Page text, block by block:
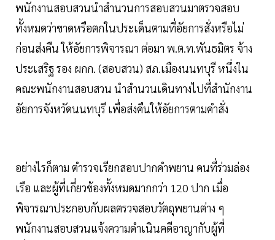
พนักงานสอบสวนนำสำนวนการสอบสวนมาตรวจสอบ
ทั้งหมดว่าขาดหรือตกในประเด็นตามที่อัยการสั่งหรือไม่
ก่อนส่งคืน ให้อัยการพิจารณา ต่อมา พ.ต.ท.พันธมิตร จ้าง
ประเสริฐ รอง ผกก. (สอบสวน) สภ.เมืองนนทบุรี หนึ่งใน
คณะพนักงานสอบสวน นำสำนวนเดินทางไปที่สำนักงาน
อัยการจังหวัดนนทบุรี เพื่อส่งคืนให้อัยการตามคำสั่ง
อย่างไรก็ตาม ตำรวจเรียกสอบปากคำพยาน คนที่ร่วมล่อง
เรือ และผู้ที่เกี่ยวข้องทั้งหมดมากกว่า 120 ปาก เมื่อ
พิจารณาประกอบกับผลตรวจสอบวัตถุพยานต่าง ๆ
พนักงานสอบสวนแจ้งความดำเนินคดีอาญากับผู้ที่